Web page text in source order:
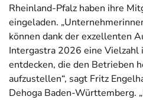
Rheinland-Pfalz haben ihre
eingeladen.
können dank der exzellenten
Intergastra 2026 eine Vielzahl
entdecken, die den Betrieben
aufzustellen“, sagt Fritz
Dehoga Baden-Württemberg.